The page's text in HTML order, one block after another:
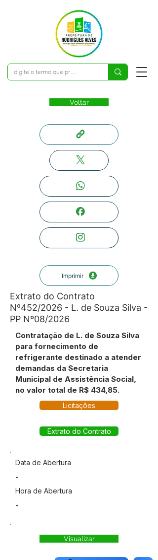
Voltar
Imprimir
Extrato do Contrato
Nº452/2026 - L. de Souza Silva -
PP Nº08/2026
Contratação de L. de Souza Silva
para fornecimento de
refrigerante destinado a atender
demandas da Secretaria
Municipal de Assistência Social,
no valor total de R$ 434,85.
Licitações
Extrato do Contrato
Data de Abertura
-
Hora de Abertura
-
Visualizar